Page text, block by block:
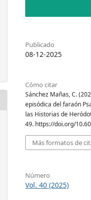
Publicado
08-12-2025
Cómo citar
Sánchez Mañas, C.
episódica del faraón
las Historias de
49. https://doi.org/
Más formatos de
Número
Vol. 40 (2025)